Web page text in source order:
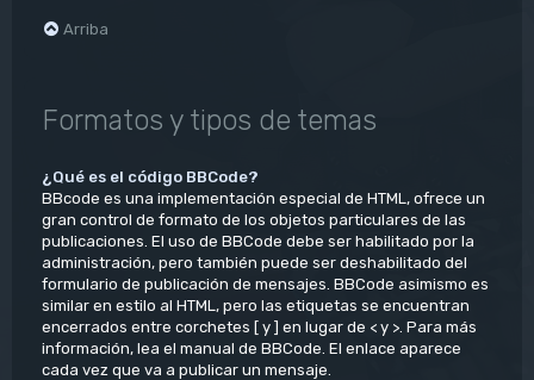
Arriba
Formatos y tipos de temas
¿Qué es el código BBCode?
BBcode es una implementación especial de HTML, ofrece un
gran control de formato de los objetos particulares de las
publicaciones. El uso de BBCode debe ser habilitado por la
administración, pero también puede ser deshabilitado del
formulario de publicación de mensajes. BBCode asimismo es
similar en estilo al HTML, pero las etiquetas se encuentran
encerrados entre corchetes [ y ] en lugar de < y >. Para más
información, lea el manual de BBCode. El enlace aparece
cada vez que va a publicar un mensaje.